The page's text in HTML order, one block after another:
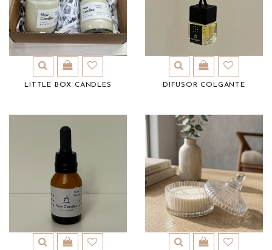
LITTLE BOX CANDLES DIFUSOR COLGANTE